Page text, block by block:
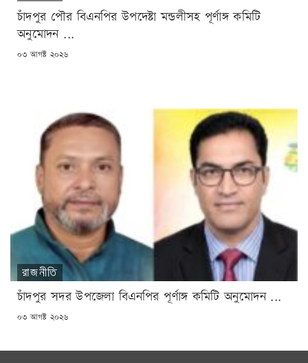
চাঁদপুর পৌর বিএনপির উপদেষ্টা মন্ডলীসহ পূর্ণাঙ্গ কমিটি
অনুমোদন ...
POSTED
০৩ আগষ্ট ২০২৬
রাজনীতি
চাঁদপুর সদর উপজেলা বিএনপির পূর্ণাঙ্গ কমিটি অনুমোদন ...
POSTED
০৩ আগষ্ট ২০২৬